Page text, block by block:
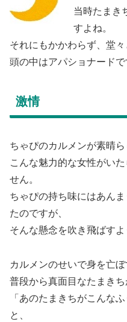
当時たまき
すよね。
それにもかかわらず、堂
頭の中はアパショナードで
激情
ちゃぴのカルメンが素晴ら
こんな魅力的な女性がい
せん。
ちゃぴの持ち味にはあん
たのですが、
そんな懸念を吹き飛ばすよ
カルメンのせいで身を亡ぼ
普段から真面目なたまきち
「あのたまきちがこんな
と、